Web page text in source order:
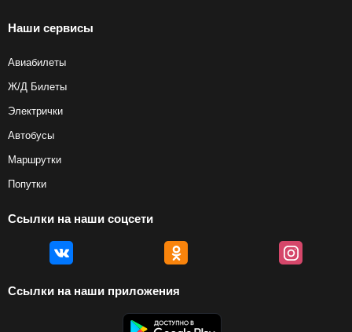
Наши сервисы
Авиабилеты
Ж/Д Билеты
Электрички
Автобусы
Маршрутки
Попутки
Ссылки на наши соцсети
Ссылки на наши приложения